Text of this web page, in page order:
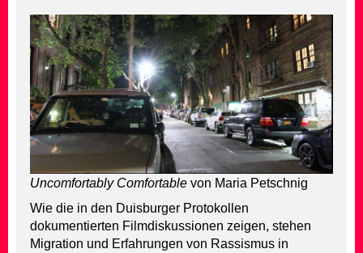
Uncomfortably Comfortable von Maria Petschnig
Wie die in den Duisburger Protokollen
dokumentierten Filmdiskussionen zeigen, stehen
Migration und Erfahrungen von Rassismus in